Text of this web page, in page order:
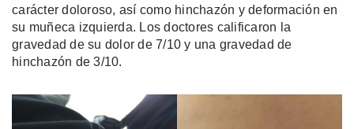
carácter doloroso, así como hinchazón y deformación en
su muñeca izquierda. Los doctores calificaron la
gravedad de su dolor de 7/10 y una gravedad de
hinchazón de 3/10.